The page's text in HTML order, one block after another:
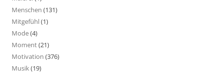
Menschen (131)
Mitgefühl(1)
Mode(4)
Moment(21)
Motivation (376)
Musik(19)